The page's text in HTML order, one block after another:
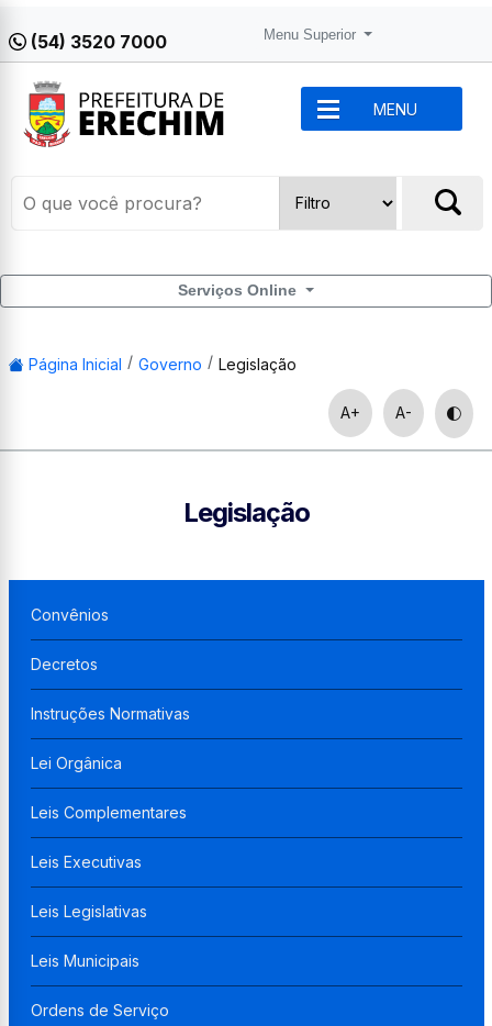
(54) 3520 7000 Menu Superior
MENU
Serviços Online
Página Inicial Governo Legislação
A+ A-
Legislação
Convênios
Decretos
Instruções Normativas
Lei Orgânica
Leis Complementares
Leis Executivas
Leis Legislativas
Leis Municipais
Ordens de Serviço